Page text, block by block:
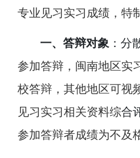
专业见习实习成绩，特
一、答辩对象 ：分
参加答辩，闽南地区实
校答辩，其他地区可视
见习实习相关资料综合
参加答辩者成绩为不及